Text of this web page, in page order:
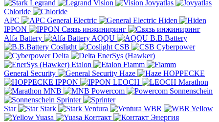
Legrand
Vision
Jovyatlas
Chloride
APC
General Electric
Hiden
IPPON
Связь инжиниринг
Alfa Battery
AQQU
B.B.Battery
Coslight
CSB
Cyberpower
Delta
EnerSys (Hawker)
Etalon
Fiamm
General Security
Haze
HOPPECKE
IPPON
LEOCH
Marathon
MNB
Powercom
Sonnenschein
Sprinter
Star
Stark Ventura WBR
Yellow
Yuasa
Контакт Энергия